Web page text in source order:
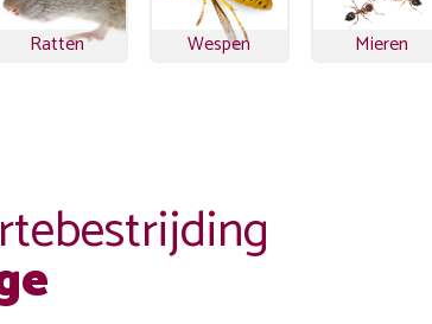
Ratten Wespen Mieren